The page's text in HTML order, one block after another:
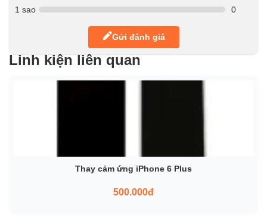
1 sao
0
Gửi đánh giá
Linh kiện liên quan
Thay cảm ứng iPhone 6 Plus
500.000đ